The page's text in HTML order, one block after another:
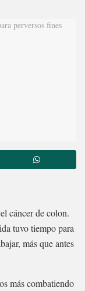
cáncer de colon.
tuvo tiempo para
más que antes
más combatiendo